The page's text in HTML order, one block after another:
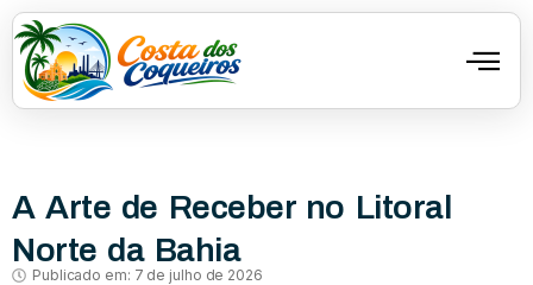
A Arte de Receber no Litoral
Norte da Bahia
Publicado em: 7 de julho de 2026